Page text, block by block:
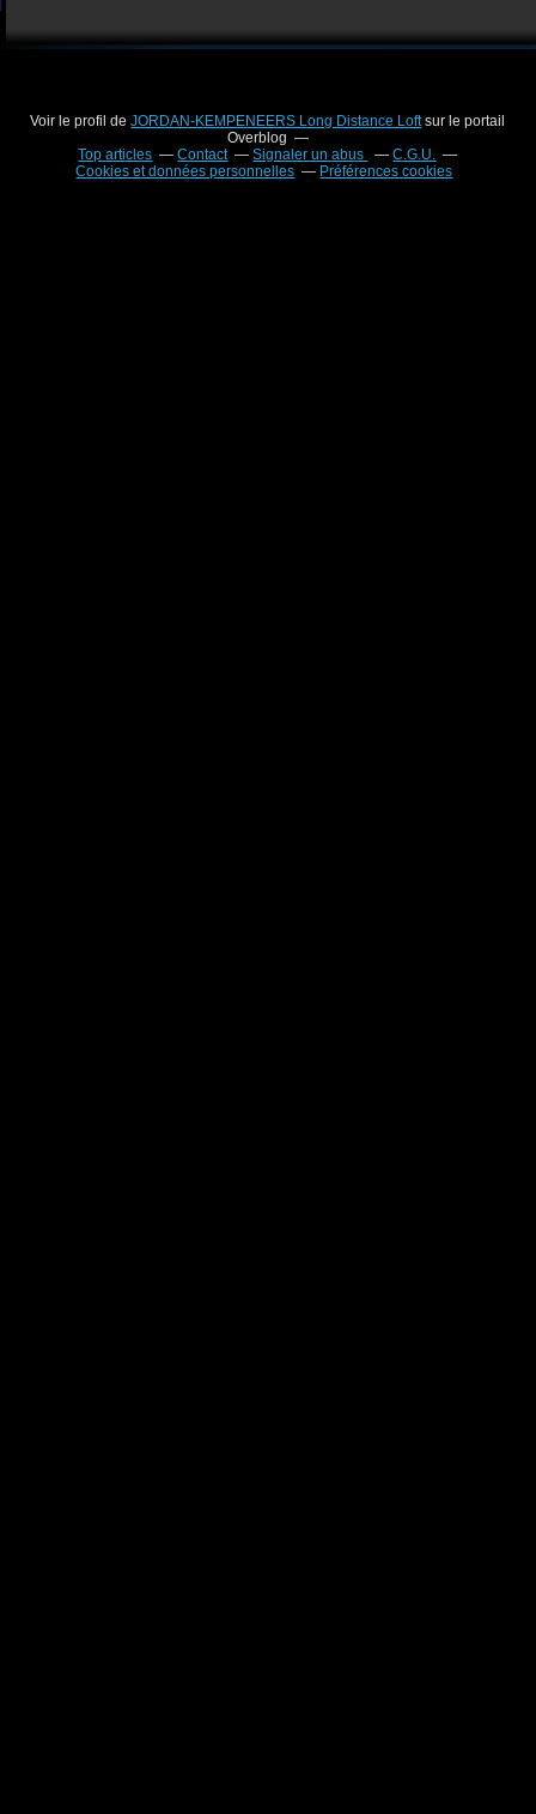
Voir le profil deJORDAN-KEMPENEERS Long Distance Loftsur le portail
Overblog
Top articles
Contact Signaler un abus
C.G.U.
Cookies et données personnelles
Préférences cookies